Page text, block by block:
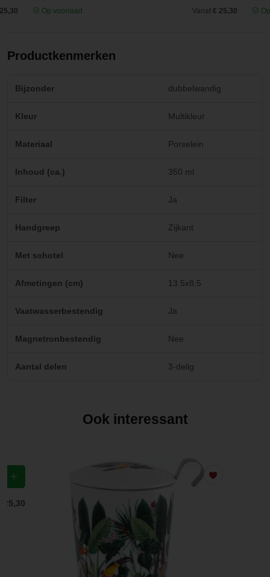
Op voorraad
Vanaf € 25,30
Productkenmerken
Bijzonder dubbelwandig
Kleur Multikleur
Materiaal Porselein
Inhoud (ca.) 350 ml
Filter Ja
Handgreep Zijkant
Met schotel Nee
Afmetingen (cm) 13.5x8.5
Vaatwasserbestendig Ja
Magnetronbestendig Nee
Aantal delen 3-delig
Ook interessant
25,30